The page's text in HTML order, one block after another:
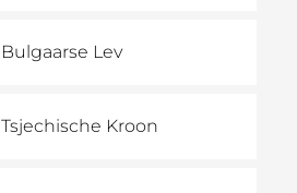
Bulgaarse Lev
Tsjechische Kroon